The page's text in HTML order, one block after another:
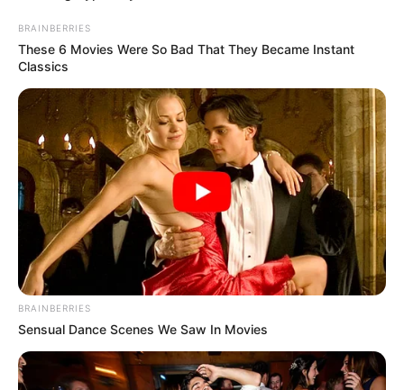
BRAINBERRIES
These 6 Movies Were So Bad That They Became Instant
Classics
BRAINBERRIES
Sensual Dance Scenes We Saw In Movies